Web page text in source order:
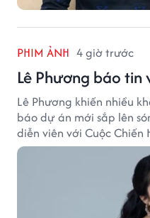
PHIM ẢNH 4 giờ trước
Lê Phương báo tin
Lê Phương khiến nhiều
báo dự án mới sắp lên
diễn viên với Cuộc
nhiều sự quan tâm.